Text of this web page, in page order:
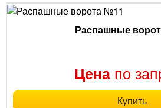
Распашные
Цена по
Купить